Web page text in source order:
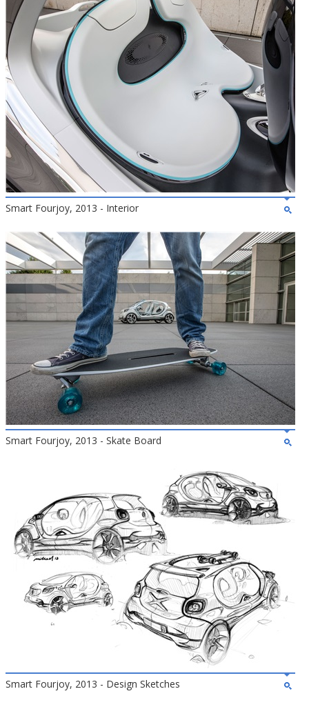
Smart Fourjoy, 2013 - Interior
Smart Fourjoy, 2013 - Skate Board
Smart Fourjoy, 2013 - Design Sketches